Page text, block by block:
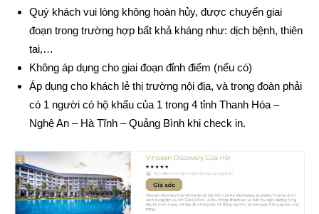
Quý khách vui lòng không hoàn hủy, được chuyển giai
đoạn trong trường hợp bất khả kháng như: dịch bệnh, thiên
tai,…
Không áp dụng cho giai đoạn đỉnh điểm (nếu có)
Áp dụng cho khách lẻ thị trường nội địa, và trong đoàn phải
có 1 người có hộ khẩu của 1 trong 4 tỉnh Thanh Hóa –
Nghệ An – Hà Tĩnh – Quảng Bình khi check in.